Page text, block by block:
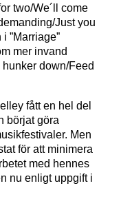
two/We´ll come
Just you
”Marriage”
mer invand
hunker down/Feed
fått en hel del
börjat göra
Men
för att minimera
med hennes
nu enligt uppgift i